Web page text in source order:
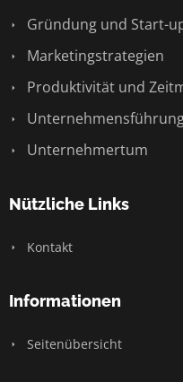
Gründung und Start-
Marketingstrategien
Produktivität und
Unternehmertum
Nützliche Links
Kontakt
Informationen
Seitenübersicht